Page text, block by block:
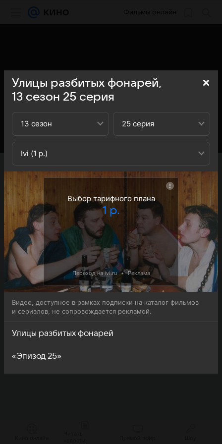
«Кино Mail» представляет вашему вниманию 25-ю
серию 13-го сезона сериала Улицы разбитых фонарей:
вы можете ознакомиться с кратким содержанием 25-й
серии 13-ого сезона телесериала Улицы разбитых
фонарей - обратите внимание, что 25-я серия 13-го
сезона сериала Улицы разбитых фонарей доступна для
онлайн-просмотра.
Улицы разбитых фонарей,
13 сезон 25 серия
13 сезон 25 серия
Ivi (1 р.)
Выбор тарифного плана
1 р.
Переход на ivi.ru • Реклама
Видео, доступное в рамках подписки на каталог фильмов
и сериалов, не сопровождается рекламой.
Улицы разбитых фонарей
«Эпизод 25»